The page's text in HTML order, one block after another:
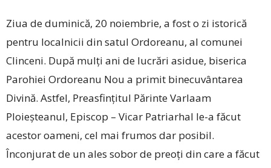
Ziua de duminică, 20 noiembrie, a fost o zi istorică
pentru localnicii din satul Ordoreanu, al comunei
Clinceni. După mulți ani de lucrări asidue, biserica
Parohiei Ordoreanu Nou a primit binecuvântarea
Divină. Astfel, Preasfințitul Părinte Varlaam
Ploieșteanul, Episcop – Vicar Patriarhal ­le-a făcut
acestor oameni, cel mai frumos dar posibil.
Înconjurat de un ales sobor de preoți din care a făcut